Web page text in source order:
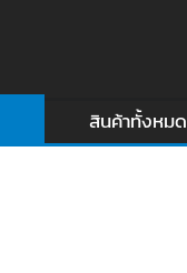
สินค้าทั้งหมด